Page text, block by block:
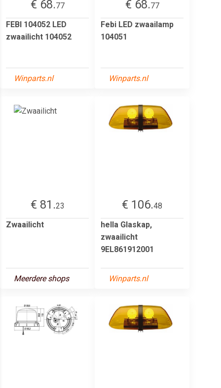
€ 68.77
FEBI 104052 LED
zwaailicht 104052
Winparts.nl
€ 68.77
Febi LED zwaailamp
104051
Winparts.nl
€ 81.23
Zwaailicht
Meerdere shops
€ 106.48
hella Glaskap,
zwaailicht
9EL861912001
Winparts.nl